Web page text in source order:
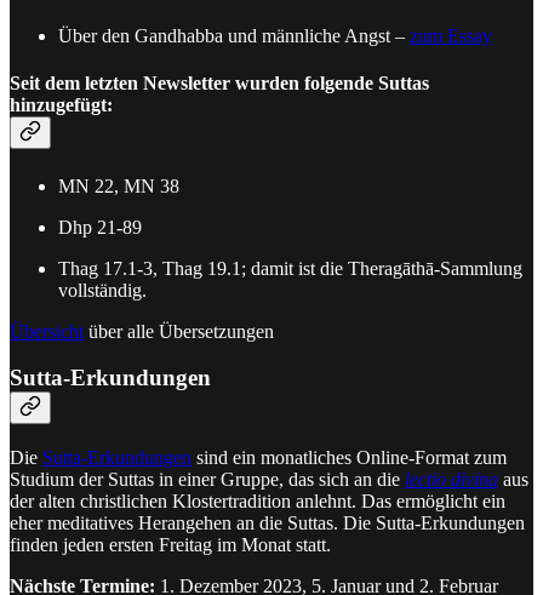
Über den Gandhabba und männliche Angst – zum Essay
Seit dem letzten Newsletter wurden folgende Suttas
hinzugefügt:
MN 22, MN 38
Dhp 21-89
Thag 17.1-3, Thag 19.1; damit ist die Theragāthā-Sammlung
vollständig.
Übersicht über alle Übersetzungen
Sutta-Erkundungen
Die Sutta-Erkundungen sind ein monatliches Online-Format zum
Studium der Suttas in einer Gruppe, das sich an die lectio divina aus
der alten christlichen Klostertradition anlehnt. Das ermöglicht ein
eher meditatives Herangehen an die Suttas. Die Sutta-Erkundungen
finden jeden ersten Freitag im Monat statt.
Nächste Termine: 1. Dezember 2023, 5. Januar und 2. Februar